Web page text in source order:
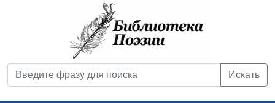
Искать